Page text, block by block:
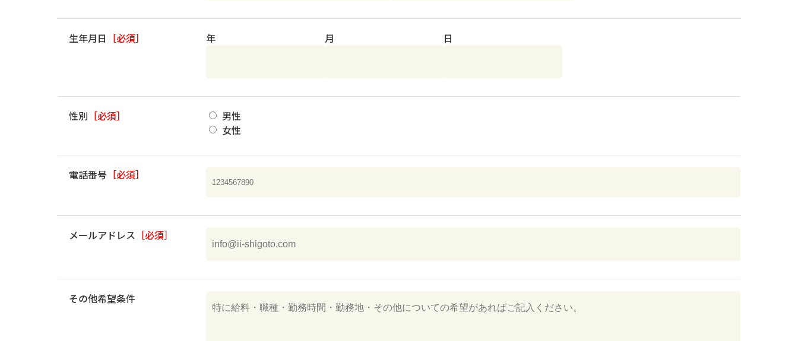
生年月日 ［必須］ 年 月 日
性別 ［必須］
男性
女性
電話番号 ［必須］
メールアドレス ［必須］
その他希望条件